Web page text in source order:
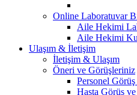
Online Laboratuvar
Aile Hekimi
Aile Hekimi
Ulaşım & İletişim
İletişim & Ulaşım
Öneri ve Görüşleriniz
Personel
Hasta Görüş